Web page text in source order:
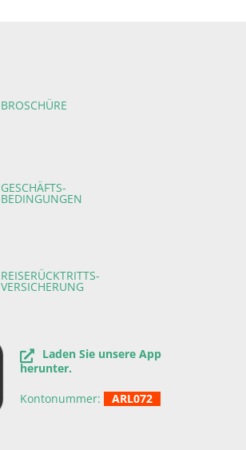
BROSCHÜRE
GESCHÄFTS-
BEDINGUNGEN
REISERÜCKTRITTS-
VERSICHERUNG
Laden Sie unsere App
herunter.
Kontonummer:
ARL072